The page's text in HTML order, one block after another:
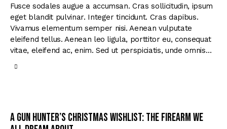
Fusce sodales augue a accumsan. Cras sollicitudin, ipsum
eget blandit pulvinar. Integer tincidunt. Cras dapibus.
Vivamus elementum semper nisi. Aenean vulputate
eleifend tellus. Aenean leo ligula, porttitor eu, consequat
vitae, eleifend ac, enim. Sed ut perspiciatis, unde omnis…
A gun hunter’s Christmas wishlist: the firearm we